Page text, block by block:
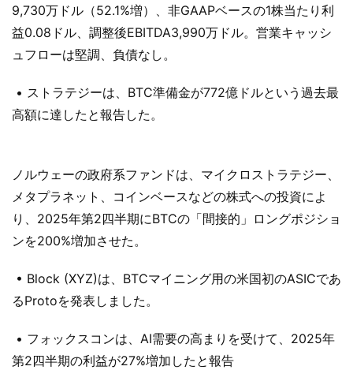
9,730万ドル（52.1%増）、非GAAPベースの1株当たり利
益0.08ドル、調整後EBITDA3,990万ドル。営業キャッシ
ュフローは堅調、負債なし。
• ストラテジーは、BTC準備金が772億ドルという過去最
高額に達したと報告した。
ノルウェーの政府系ファンドは、マイクロストラテジー、
メタプラネット、コインベースなどの株式への投資によ
り、2025年第2四半期にBTCの「間接的」ロングポジショ
ンを200%増加させた。
• Block (XYZ)は、BTCマイニング用の米国初のASICであ
るProtoを発表しました。
• フォックスコンは、AI需要の高まりを受けて、2025年
第2四半期の利益が27%増加したと報告